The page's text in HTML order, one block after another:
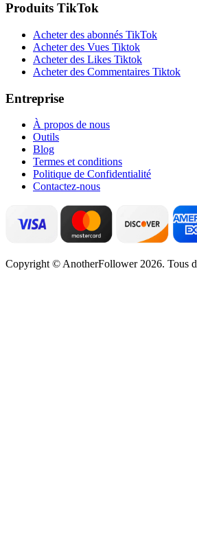
Produits TikTok
Acheter des abonnés TikTok
Acheter des Vues Tiktok
Acheter des Likes Tiktok
Acheter des Commentaires Tiktok
Entreprise
À propos de nous
Outils
Blog
Termes et conditions
Politique de Confidentialité
Contactez-nous
Copyright © AnotherFollower 2026. Tous